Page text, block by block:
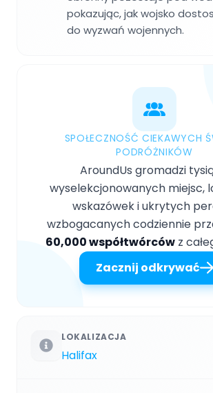
pokazując, jak wojsko
do wyzwań wojennych.
SPOŁECZNOŚĆ CIEKAWYCH
PODRÓŻNIKÓW
AroundUs gromadzi
wyselekcjonowanych miejsc,
wskazówek i ukrytych
wzbogacanych codziennie
60,000 współtwórców z
Zacznij odkrywać
LOKALIZACJA
Halifax